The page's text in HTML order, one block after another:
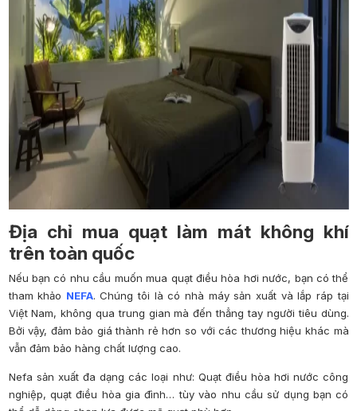
Địa chỉ mua quạt làm mát không khí
trên toàn quốc
Nếu bạn có nhu cầu muốn mua quạt điều hòa hơi nước, bạn có thể
tham khảo NEFA. Chúng tôi là có nhà máy sản xuất và lắp ráp tại
Việt Nam, không qua trung gian mà đến thẳng tay người tiêu dùng.
Bởi vậy, đảm bảo giá thành rẻ hơn so với các thương hiệu khác mà
vẫn đảm bảo hàng chất lượng cao.
Nefa sản xuất đa dạng các loại như: Quạt điều hòa hơi nước công
nghiệp, quạt điều hòa gia đình… tùy vào nhu cầu sử dụng bạn có